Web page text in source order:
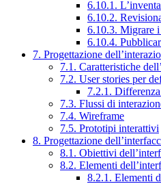
6.10.1.
6.10.2.
6.10.3. Migrare
6.10.4.
7. Progettazione
7.1. Caratteristiche
7.2. User stories per
7.2.1.
7.3. Flussi di
7.4. Wireframe
7.5. Prototipi interattivi
8. Progettazione
8.1. Obiettivi
8.2. Elementi
8.2.1. Elementi